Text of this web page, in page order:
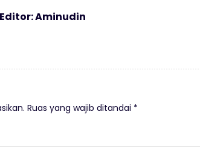
Aminudin
Ruas yang wajib ditandai *